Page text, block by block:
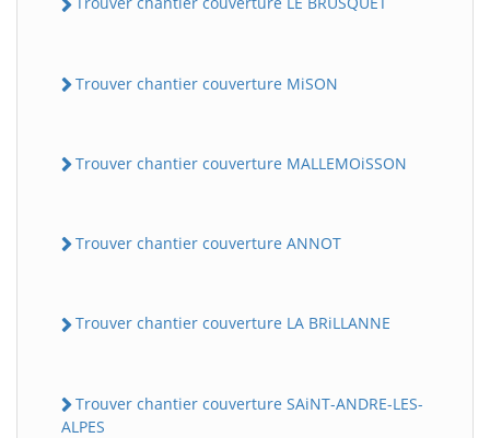
Trouver chantier couverture MiSON
Trouver chantier couverture MALLEMOiSSON
Trouver chantier couverture ANNOT
Trouver chantier couverture LA BRiLLANNE
Trouver chantier couverture SAiNT-ANDRE-LES-
ALPES